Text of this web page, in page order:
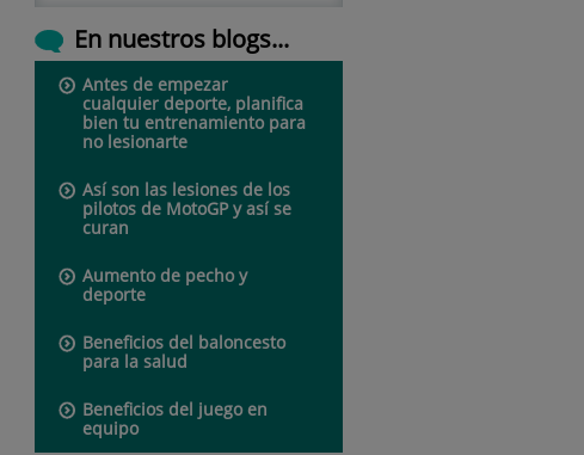
En nuestros blogs...
Antes de empezar
cualquier deporte, planifica
bien tu entrenamiento para
no lesionarte
Así son las lesiones de los
pilotos de MotoGP y así se
curan
Aumento de pecho y
deporte
Beneficios del baloncesto
para la salud
Beneficios del juego en
equipo